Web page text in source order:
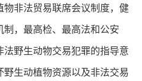
非法贸易联席会议制度，健
，最高检、最高法和公安
野生动物交易犯罪的指导意
生动植物资源以及非法交易